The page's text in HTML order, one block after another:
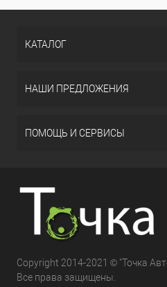
КАТАЛОГ
НАШИ ПРЕДЛОЖЕНИЯ
ПОМОЩЬ И СЕРВИСЫ
Copyright 2014-2021 © "Точка
Все права защищены.